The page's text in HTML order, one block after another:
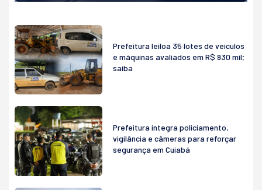
Prefeitura leiloa 35 lotes de veículos
e máquinas avaliados em R$ 930 mil;
saiba
Prefeitura integra policiamento,
vigilância e câmeras para reforçar
segurança em Cuiabá